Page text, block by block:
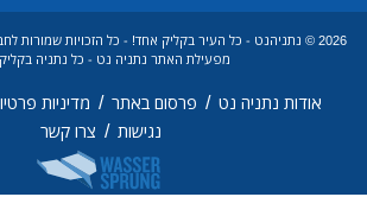
2026 © נתניהנט - כל העיר בקליק אחד! - כל הזכויות
מפעילת האתר נתניה נט - כל נתניה
אודות נתניה נט / פרסום באתר / מדיניות
נגישות / צרו קשר